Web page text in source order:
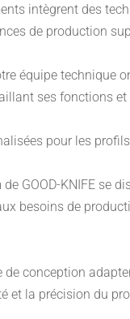
intègrent des
de production
équipe technique
ses fonctions
pour les
GOOD-KNIFE se
besoins de
de conception
et la précision du